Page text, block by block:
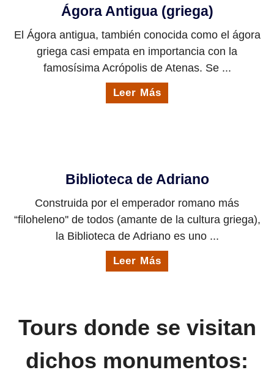
Ágora Antigua (griega)
El Ágora antigua, también conocida como el ágora
griega casi empata en importancia con la
famosísima Acrópolis de Atenas. Se ...
Leer Más
Biblioteca de Adriano
Construida por el emperador romano más
“filoheleno'' de todos (amante de la cultura griega),
la Biblioteca de Adriano es uno ...
Leer Más
Tours donde se visitan
dichos monumentos: